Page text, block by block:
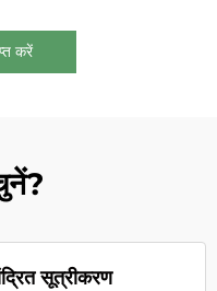
करें
सूत्रीकरण